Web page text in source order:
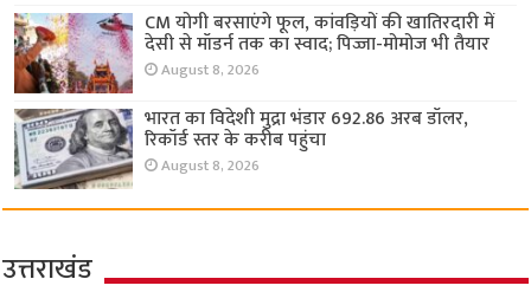
CM योगी बरसाएंगे फूल, कांवड़ियों की खातिरदारी में
देसी से मॉडर्न तक का स्वाद; पिज्जा-मोमोज भी तैयार
August 8, 2026
भारत का विदेशी मुद्रा भंडार 692.86 अरब डॉलर,
रिकॉर्ड स्तर के करीब पहुंचा
August 8, 2026
उत्तराखंड